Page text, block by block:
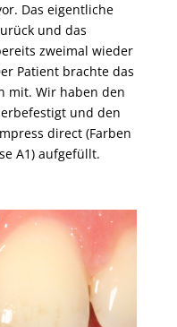
Das eigentliche
und das
zweimal wieder
Patient brachte das
mit. Wir haben den
und den
direct (Farben
A1) aufgefüllt.